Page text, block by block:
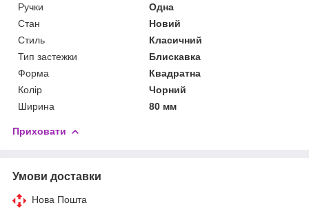
Ручки
Одна
Стан
Новий
Стиль
Класичний
Тип застежки
Блискавка
Форма
Квадратна
Колір
Чорний
Ширина
80 мм
Приховати
Умови доставки
Нова Пошта